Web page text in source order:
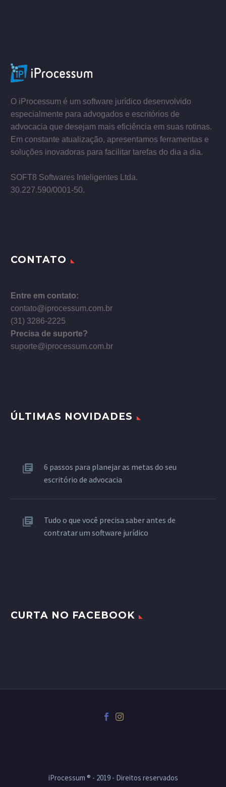
O iProcessum é um software jurídico desenvolvido
especialmente para advogados e escritórios de
advocacia que desejam mais eficiência em suas rotinas.
Em constante atualização, apresentamos ferramentas e
soluções inovadoras para facilitar tarefas do dia a dia.
SOFT8 Softwares Inteligentes Ltda.
30.227.590/0001­-50.
CONTATO
Entre em contato:
contato@iprocessum.com.br
(31) 3286-2225
Precisa de suporte?
suporte@iprocessum.com.br
ÚLTIMAS NOVIDADES
6 passos para planejar as metas do seu
escritório de advocacia
Tudo o que você precisa saber antes de
contratar um software jurídico
CURTA NO FACEBOOK
iProcessum ® - 2019 - Direitos reservados